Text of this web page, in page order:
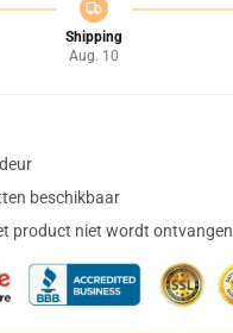
Shipping
Aug. 10
beschikbaar
product niet wordt ontvangen